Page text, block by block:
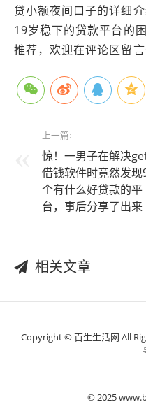
贷小额夜间口子的详细
19岁稳下的贷款平台的
推荐，欢迎在评论区留
上一篇:
惊！一男子在解决
借钱软件时竟然发现
个有什么好贷款的平
台，事后分享了出来
相关文章
Copyright © 百生生活网 All
© 2025